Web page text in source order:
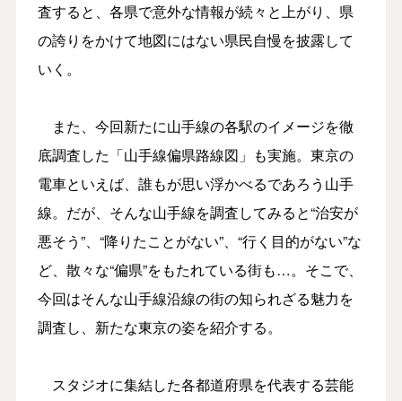
査すると、各県で意外な情報が続々と上がり、県
の誇りをかけて地図にはない県民自慢を披露して
いく。
また、今回新たに山手線の各駅のイメージを徹
底調査した「山手線偏県路線図」も実施。東京の
電車といえば、誰もが思い浮かべるであろう山手
線。だが、そんな山手線を調査してみると“治安が
悪そう”、“降りたことがない”、“行く目的がない”な
ど、散々な“偏県”をもたれている街も…。そこで、
今回はそんな山手線沿線の街の知られざる魅力を
調査し、新たな東京の姿を紹介する。
スタジオに集結した各都道府県を代表する芸能